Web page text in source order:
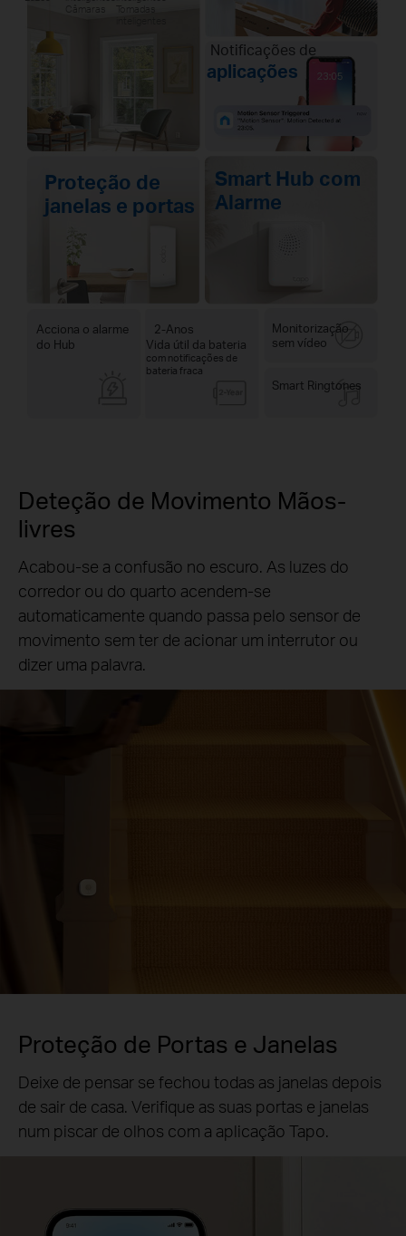
Câmaras
Tomadas
Proteção de
janelas e portas
Smart Hub com
Alarme
Notificações de
aplicações
Acciona o alarme
do Hub
2-Anos
Vida útil da bateria
com notificações de
bateria fraca
Monitorização
sem vídeo
Smart Ringtones
Deteção de Movimento Mãos-
livres
Acabou-se a confusão no escuro. As luzes do
corredor ou do quarto acendem-se
automaticamente quando passa pelo sensor de
movimento sem ter de acionar um interrutor ou
dizer uma palavra.
Proteção de Portas e Janelas
Deixe de pensar se fechou todas as janelas depois
de sair de casa. Verifique as suas portas e janelas
num piscar de olhos com a aplicação Tapo.